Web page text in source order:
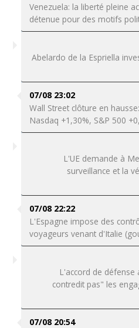
Venezuela: la liberté pleine
détenue pour des motifs
Abelardo de la Espriella
07/08 23:02
Wall Street clôture en
Nasdaq +1,30%, S&P 500
L'UE demande à
surveillance et la
07/08 22:22
L'Espagne impose des
voyageurs venant d'Italie
L'accord de défense
contredit pas" les
07/08 20:54